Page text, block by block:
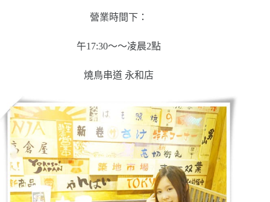
營業時間下：
午17:30～～凌晨2點
燒鳥串道 永和店